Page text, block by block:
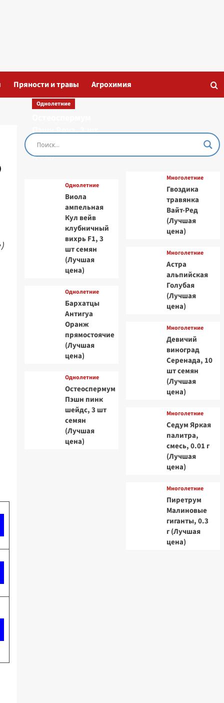
Пряности и травы Агрохимия
Однолетние
Пэшн Роуз, 3 шт
семян (Лучшая
цена)
Однолетние
Виола
ампельная
Кул вейв
клубничный
вихрь F1, 3
шт семян
(Лучшая
цена)
Однолетние
Бархатцы
Антигуа
Оранж
прямостоячие
(Лучшая
цена)
Однолетние
Остеоспермум
Пэшн пинк
шейдс, 3 шт
семян
(Лучшая
цена)
Многолетние
Гвоздика
травянка
Вайт-Ред
(Лучшая
цена)
Многолетние
Астра
альпийская
Голубая
(Лучшая
цена)
Многолетние
Девичий
виноград
Серенада, 10
шт семян
(Лучшая
цена)
Многолетние
Седум Яркая
палитра,
смесь, 0.01 г
(Лучшая
цена)
Многолетние
Пиретрум
Малиновые
гиганты, 0.3
г (Лучшая
цена)